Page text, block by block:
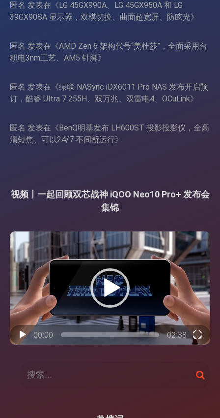
匿名 发表在《LG 45GX990A、LG 45GX950A 和 LG
39GX90SA 显示器，双模切换、曲面超宽屏、防眩光》
匿名 发表在《AMD Zen 6 架构代号“美杜莎”，全面采用台
积电3nm工艺、AM5 针脚》
匿名 发表在《绿联 NASync iDX6011 Pro NAS 发布开启预
订，酷睿 Ultra 7 255H、双万兆、双雷电4、OCuLink》
匿名 发表在《BenQ明基发布 LH600ST 投影投影仪，全高
清短焦、可以24/7 不间断运行》
视频丨一起回顾双芯战神 iQOO Neo10 Pro+ 发布会
集锦
视
频
播
放
器
00:00 02:38
搜
索